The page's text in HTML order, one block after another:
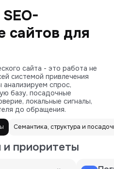
сайтов для
сайта - это работа не
системой привлечения
анализируем спрос,
базу, посадочные
локальные сигналы,
до обращения.
Семантика, структура и
и приоритеты